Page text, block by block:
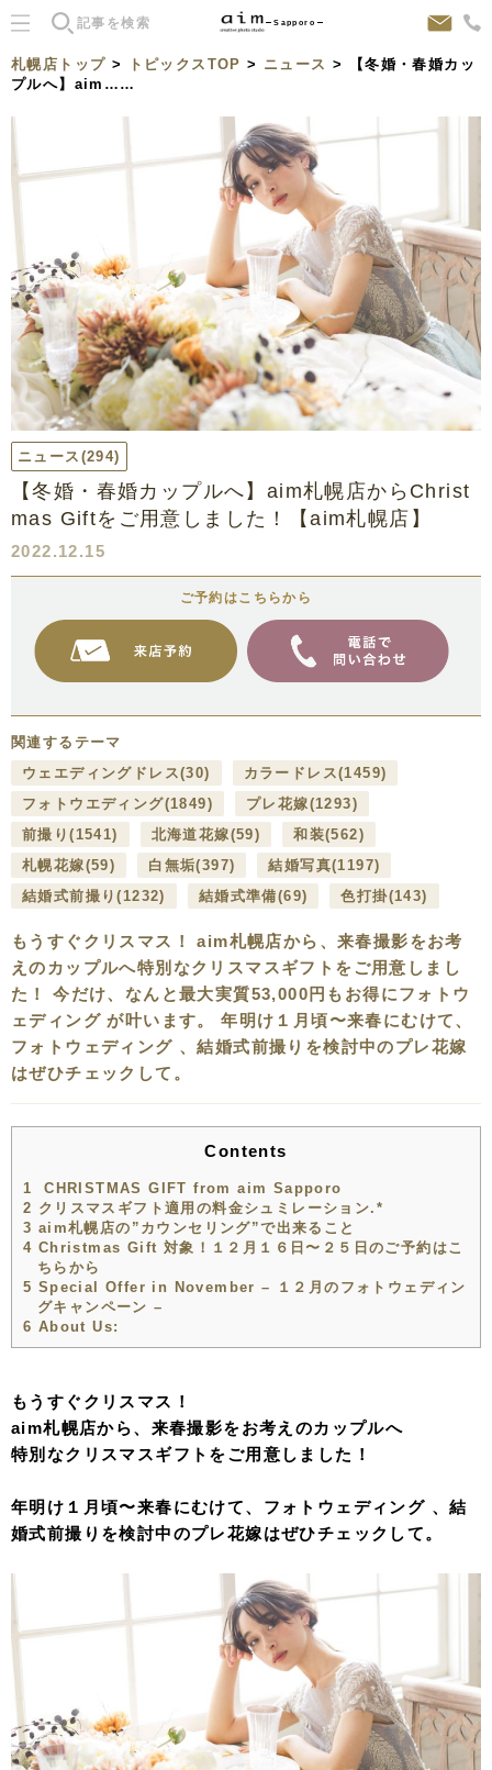
Sapporo
札幌店トップ > トピックスTOP > ニュース > 【冬婚・春婚カッ
プルへ】aim……
ニュース (294)
【冬婚・春婚カップルへ】aim札幌店からChrist
mas Giftをご用意しました！【aim札幌店】
2022.12.15
ご予約はこちらから
関連するテーマ
ウェエディングドレス(30) カラードレス(1459)
フォトウエディング(1849) プレ花嫁(1293)
前撮り(1541) 北海道花嫁(59) 和装(562)
札幌花嫁(59) 白無垢(397) 結婚写真(1197)
結婚式前撮り(1232) 結婚式準備(69) 色打掛(143)
もうすぐクリスマス！ aim札幌店から、来春撮影をお考
えのカップルへ特別なクリスマスギフトをご用意しまし
た！ 今だけ、なんと最大実質53,000円もお得にフォトウ
ェディング が叶います。 年明け１月頃〜来春にむけて、
フォトウェディング 、結婚式前撮りを検討中のプレ花嫁
はぜひチェックして。
Contents
1 CHRISTMAS GIFT from aim Sapporo
2 クリスマスギフト適用の料金シュミレーション.*
3 aim札幌店の”カウンセリング”で出来ること
4 Christmas Gift 対象！１２月１６日〜２５日のご予約はこ
ちらから
5 Special Offer in November – １２月のフォトウェディン
グキャンペーン –
6 About Us:
もうすぐクリスマス！
aim札幌店から、来春撮影をお考えのカップルへ
特別なクリスマスギフトをご用意しました！
年明け１月頃〜来春にむけて、フォトウェディング 、結
婚式前撮りを検討中のプレ花嫁はぜひチェックして。